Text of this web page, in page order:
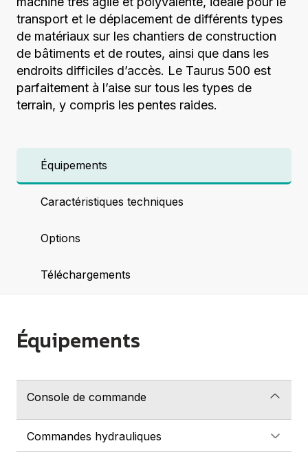
transport et le déplacement de différents types
de matériaux sur les chantiers de construction
de bâtiments et de routes, ainsi que dans les
endroits difficiles d’accès. Le Taurus 500 est
parfaitement à l’aise sur tous les types de
terrain, y compris les pentes raides.
Équipements
Caractéristiques techniques
Options
Téléchargements
Équipements
Console de commande
Commandes hydrauliques